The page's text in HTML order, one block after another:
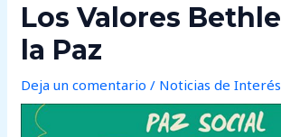
Los Valores
la Paz
Deja un comentario / Noticias de Interés